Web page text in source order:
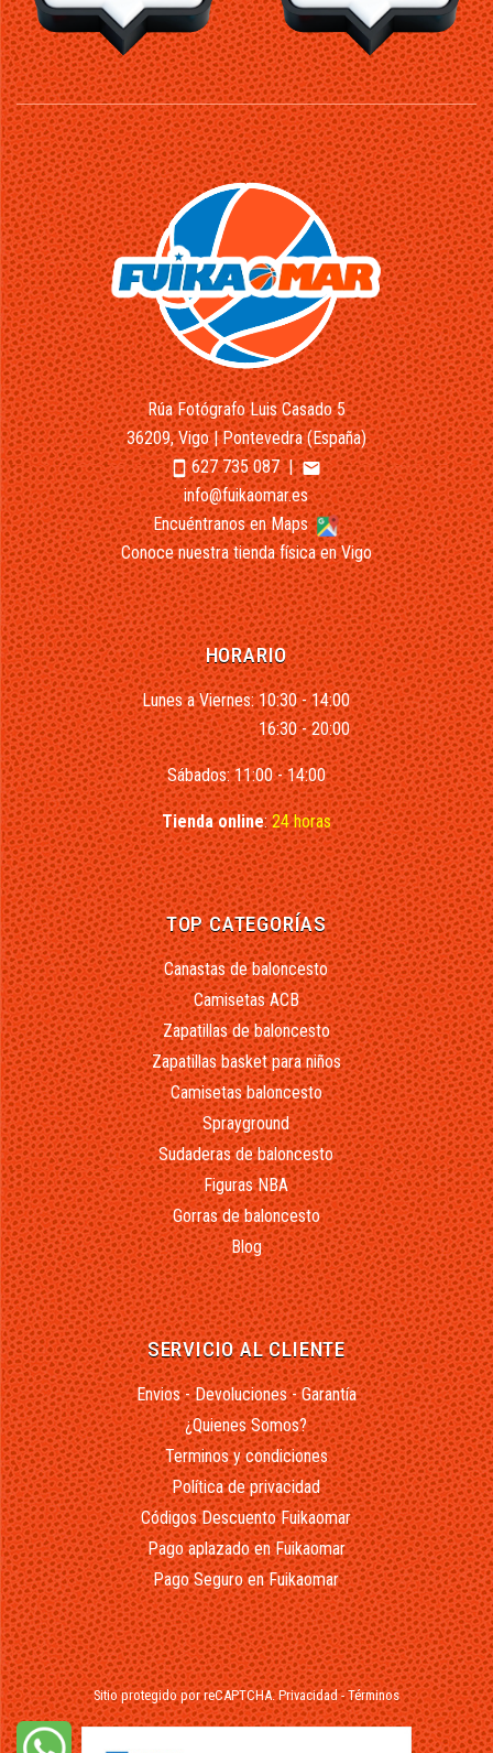
Rúa Fotógrafo Luis Casado 5
36209, Vigo | Pontevedra (España)
smartphone627 735 087|email
info@fuikaomar.es
Encuéntranos en Maps
Conoce nuestra tienda física en Vigo
HORARIO
Lunes a Viernes: 10:30 - 14:00
16:30 - 20:00
Sábados: 11:00 - 14:00
Tienda online:24 horas
TOP CATEGORÍAS
Canastas de baloncesto
Camisetas ACB
Zapatillas de baloncesto
Zapatillas basket para niños
Camisetas baloncesto
Sprayground
Sudaderas de baloncesto
Figuras NBA
Gorras de baloncesto
Blog
SERVICIO AL CLIENTE
Envios - Devoluciones - Garantía
¿Quienes Somos?
Terminos y condiciones
Política de privacidad
Códigos Descuento Fuikaomar
Pago aplazado en Fuikaomar
Pago Seguro en Fuikaomar
Sitio protegido por reCAPTCHA.Privacidad-Términos